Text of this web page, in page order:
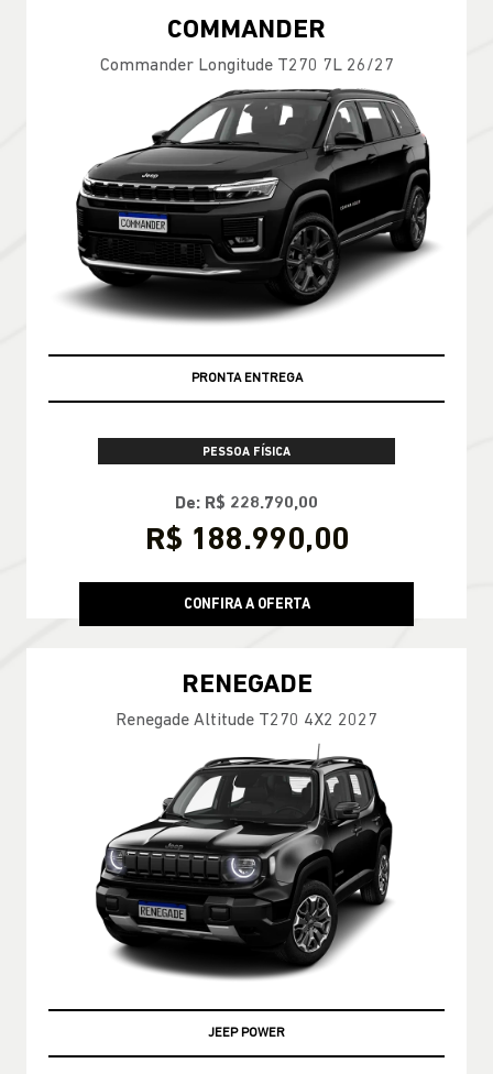
COMMANDER
Commander Longitude T270 7L 26/27
PRONTA ENTREGA
PESSOA FÍSICA
De: R$ 228.790,00
R$ 188.990,00
CONFIRA A OFERTA
RENEGADE
Renegade Altitude T270 4X2 2027
JEEP POWER